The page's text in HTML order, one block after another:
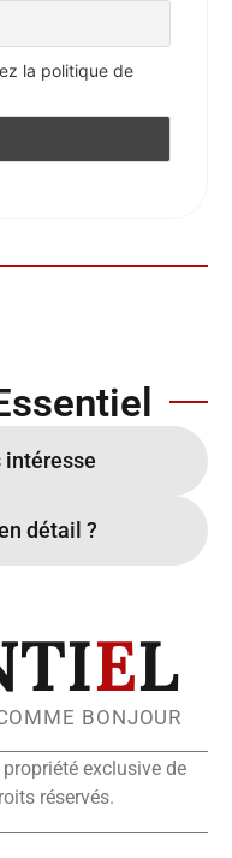
la politique de
intéresse
détail ?
EL
BONJOUR
exclusive de
réservés.